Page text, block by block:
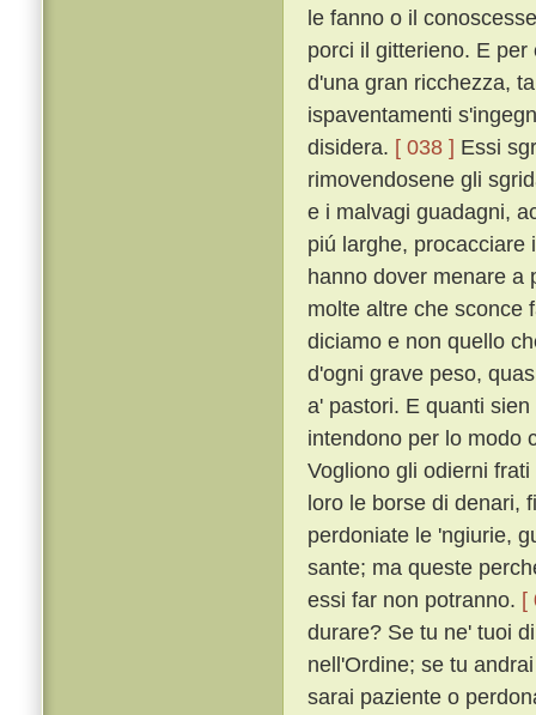
le fanno o il
porci il gitterieno. E
d'una gran ricchezza,
ispaventamenti
disidera. [ 038 ] Essi
rimovendosene gli
e i malvagi guadagni,
piú larghe, procacciare
hanno dover menare
molte altre che sconce
diciamo e non quello
d'ogni grave peso,
a' pastori. E quanti
intendono per lo modo
Vogliono gli odierni
loro le borse di denari,
perdoniate le 'ngiurie,
sante; ma queste
essi far non potranno. [
durare? Se tu ne' tuoi
nell'Ordine; se tu
sarai paziente o